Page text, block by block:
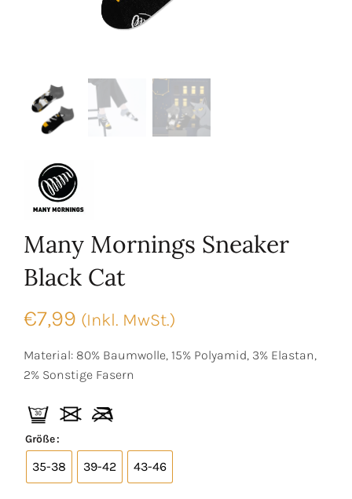
Many Mornings Sneaker
Black Cat
€7,99 (Inkl. MwSt.)
Material: 80% Baumwolle, 15% Polyamid, 3% Elastan,
2% Sonstige Fasern
Größe
35-38 39-42 43-46